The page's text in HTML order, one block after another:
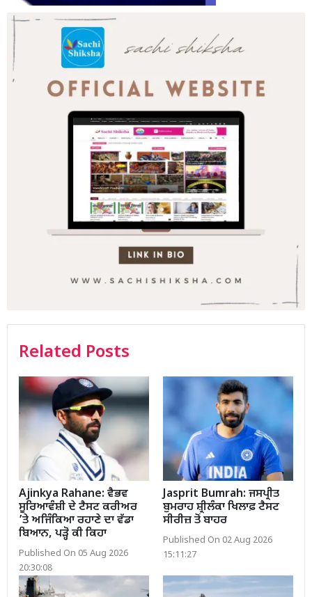
Related Posts
Ajinkya Rahane: ਵੈਭਵ
ਸੂਰਿਆਵੰਸ਼ੀ ਦੇ ਟੈਸਟ ਕਰੀਅਰ
’ਤੇ ਅਜਿੰਕਿਆ ਰਹਾਣੇ ਦਾ ਵੱਡਾ
ਬਿਆਨ, ਪੜ੍ਹੋ ਕੀ ਕਿਹਾ
Published On 05 Aug 2026
20:30:08
Jasprit Bumrah: ਜਸਪ੍ਰੀਤ
ਬੁਮਰਾਹ ਸ਼੍ਰੀਲੰਕਾ ਖਿਲਾਫ਼ ਟੈਸਟ
ਸੀਰੀਜ਼ ਤੋਂ ਬਾਹਰ
Published On 02 Aug 2026
15:11:27